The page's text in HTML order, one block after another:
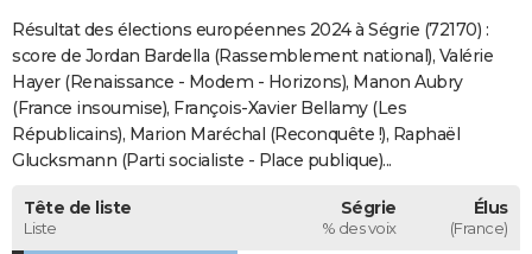
COPAINS D'AVANT
S'inscrire
Se connecter
Lycées
Collèges
Primaires
Universités
Entreprises
Service militaire
Avis de recherche
AVIS DE DÉCÈS
FORUM
Résultat des élections européennes 2024 à Ségrie (72170) :
score de Jordan Bardella (Rassemblement national), Valérie
Hayer (Renaissance - Modem - Horizons), Manon Aubry
(France insoumise), François-Xavier Bellamy (Les
Républicains), Marion Maréchal (Reconquête !), Raphaël
Glucksmann (Parti socialiste - Place publique)...
Tête de liste
Liste
Ségrie
% des voix
Élus
(France)